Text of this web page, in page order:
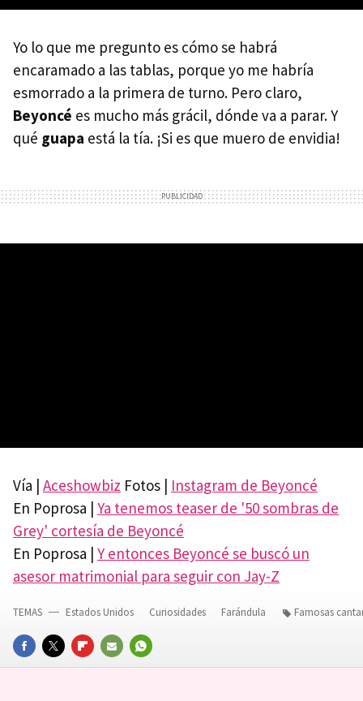
Yo lo que me pregunto es cómo se habrá
encaramado a las tablas, porque yo me habría
esmorrado a la primera de turno. Pero claro,
Beyoncé es mucho más grácil, dónde va a parar. Y
qué guapa está la tía. ¡Si es que muero de envidia!
Vía | Aceshowbiz Fotos | Instagram de Beyoncé
En Poprosa | Ya tenemos teaser de '50 sombras de
Grey' cortesía de Beyoncé
En Poprosa | Y entonces Beyoncé se buscó un
asesor matrimonial para seguir con Jay-Z
FACEBOOKTWITTERFLIPBOARD
E-
WHATSAPP
TEMAS Estados Unidos Curiosidades Farándula Famosas